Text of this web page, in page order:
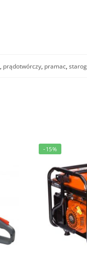
, prądotwórczy, pramac,
-15%